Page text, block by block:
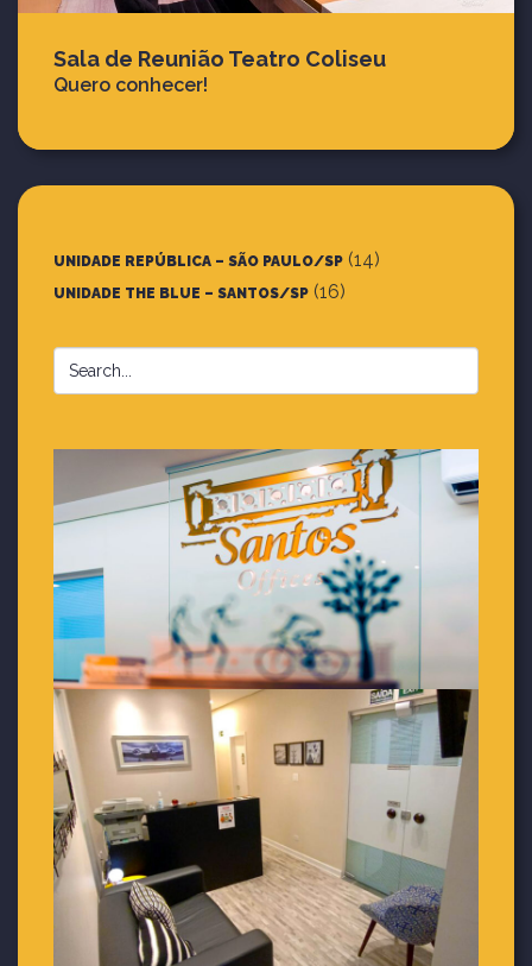
Sala de Reunião Teatro Coliseu
Quero conhecer!
UNIDADE REPÚBLICA – SÃO PAULO/SP (14)
UNIDADE THE BLUE – SANTOS/SP (16)